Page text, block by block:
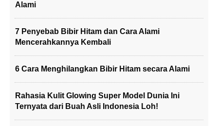
Alami
7 Penyebab Bibir Hitam dan Cara Alami
Mencerahkannya Kembali
6 Cara Menghilangkan Bibir Hitam secara Alami
Rahasia Kulit Glowing Super Model Dunia Ini
Ternyata dari Buah Asli Indonesia Loh!